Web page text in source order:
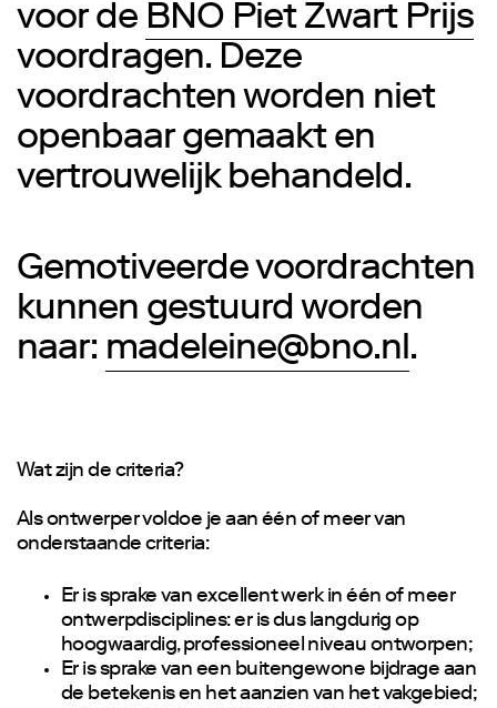
voor de BNO Piet Zwart Prijs
voordragen. Deze
voordrachten worden niet
openbaar gemaakt en
vertrouwelijk behandeld.
Gemotiveerde voordrachten
kunnen gestuurd worden
naar: madeleine@bno.nl.
Wat zijn de criteria?
Als ontwerper voldoe je aan één of meer van
onderstaande criteria:
Er is sprake van excellent werk in één of meer
ontwerpdisciplines: er is dus langdurig op
hoogwaardig, professioneel niveau ontworpen;
Er is sprake van een buitengewone bijdrage aan
de betekenis en het aanzien van het vakgebied;